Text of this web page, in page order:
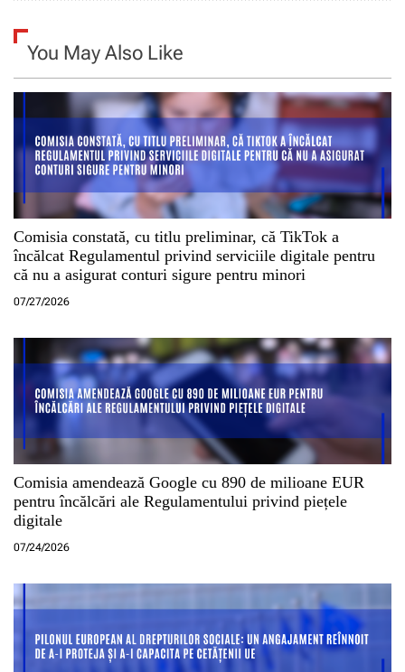
l
e
You May Also Like
Comisia constată, cu titlu preliminar, că TikTok a
încălcat Regulamentul privind serviciile digitale pentru
că nu a asigurat conturi sigure pentru minori
07/27/2026
Comisia amendează Google cu 890 de milioane EUR
pentru încălcări ale Regulamentului privind piețele
digitale
07/24/2026